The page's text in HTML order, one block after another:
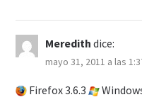
Meredith dice:
mayo 31, 2011 a las
Firefox 3.6.3